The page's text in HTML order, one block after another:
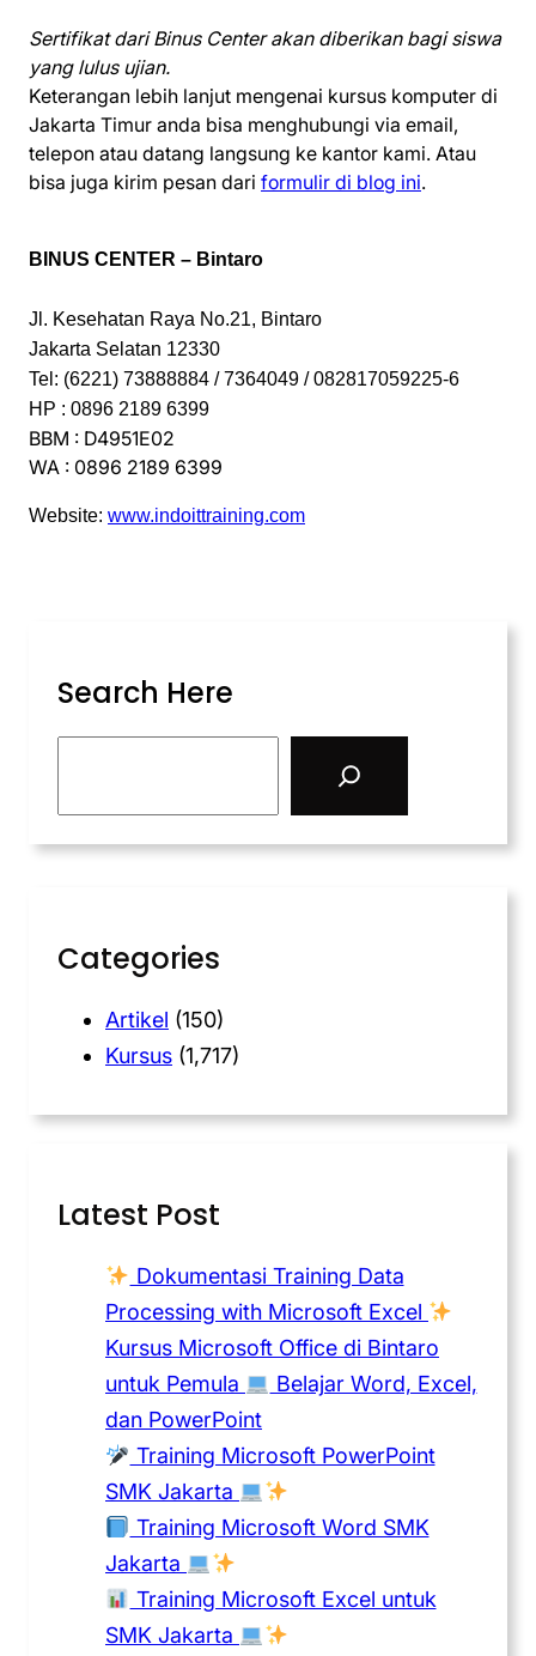
Sertifikat dari Binus Center akan diberikan bagi siswa
yang lulus ujian.
Keterangan lebih lanjut mengenai kursus komputer di
Jakarta Timur anda bisa menghubungi via email,
telepon atau datang langsung ke kantor kami. Atau
bisa juga kirim pesan dari formulir di blog ini.
BINUS CENTER – Bintaro
Jl. Kesehatan Raya No.21, Bintaro
Jakarta Selatan 12330
Tel: (6221) 73888884 / 7364049 / 082817059225-6
HP : 0896 2189 6399
BBM : D4951E02
WA : 0896 2189 6399
Website: www.indoittraining.com
Search Here
Categories
Artikel (150)
Kursus (1,717)
Latest Post
Dokumentasi Training Data
Processing with Microsoft Excel
Kursus Microsoft Office di Bintaro
untuk Pemula
Belajar Word, Excel,
dan PowerPoint
Training Microsoft PowerPoint
SMK Jakarta
Training Microsoft Word SMK
Jakarta
Training Microsoft Excel untuk
SMK Jakarta